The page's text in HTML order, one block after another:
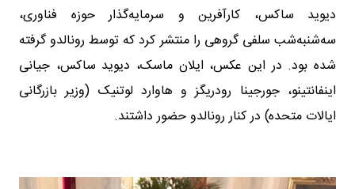
دیوید ساکس، کارآفرین و سرمایه‌گذار حوزه فناوری،
سه‌شنبه‌شب سلفی گروهی را منتشر کرد که توسط رونالدو گرفته
شده بود. در این عکس، ایلان ماسک، دیوید ساکس، جیانی
اینفانتینو، جورجینا رودریگز و هاوارد لوتنیک (وزیر بازرگانی
ایالات متحده) در کنار رونالدو حضور داشتند.